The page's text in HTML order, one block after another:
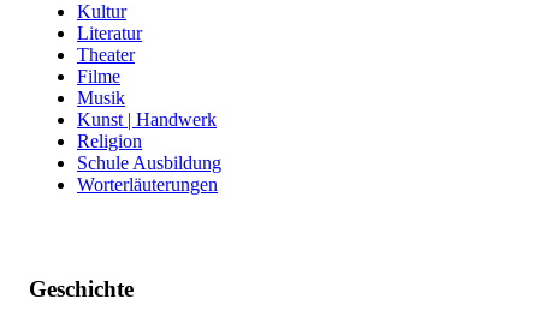
Kultur
Literatur
Theater
Filme
Musik
Kunst | Handwerk
Religion
Schule Ausbildung
Worterläuterungen
Geschichte